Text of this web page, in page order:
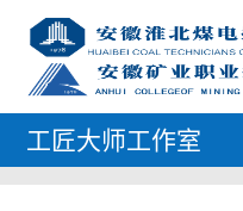
工匠大师工作室